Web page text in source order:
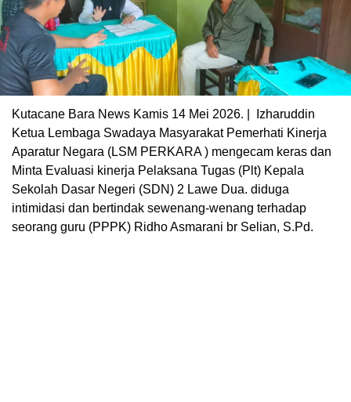
Kutacane Bara News Kamis 14 Mei 2026. | Izharuddin
Ketua Lembaga Swadaya Masyarakat Pemerhati Kinerja
Aparatur Negara (LSM PERKARA ) mengecam keras dan
Minta Evaluasi kinerja Pelaksana Tugas (Plt) Kepala
Sekolah Dasar Negeri (SDN) 2 Lawe Dua. diduga
intimidasi dan bertindak sewenang-wenang terhadap
seorang guru (PPPK) Ridho Asmarani br Selian, S.Pd.